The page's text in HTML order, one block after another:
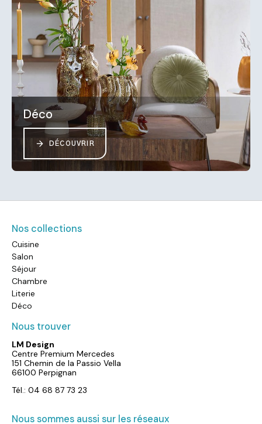
Déco
DÉCOUVRIR
Nos collections
Cuisine
Salon
Séjour
Chambre
Literie
Déco
Nous trouver
LM Design
Centre Premium Mercedes
151 Chemin de la Passio Vella
66100 Perpignan
Tél.: 04 68 87 73 23
Nous sommes aussi sur les réseaux